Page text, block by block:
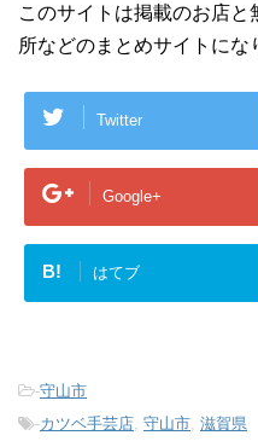
このサイトは掲載のお店
所などのまとめサイトにな
Twitter
Google+
B! はてブ
-守山市
-カツベ手芸店 守山市 滋賀県